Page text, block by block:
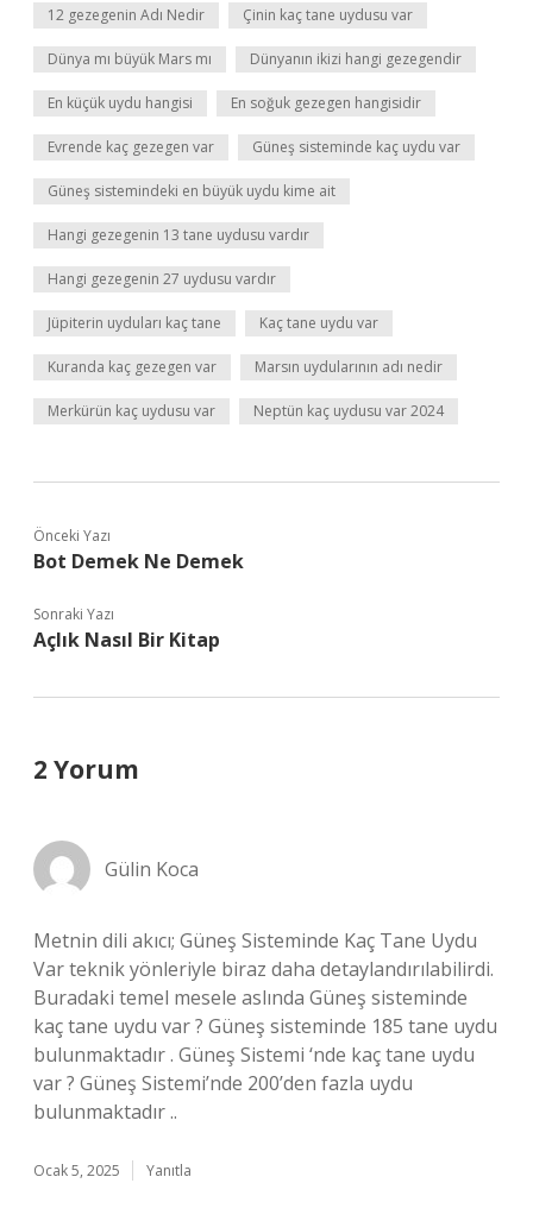
12 gezegenin Adı Nedir Çinin kaç tane uydusu var
Dünya mı büyük Mars mı Dünyanın ikizi hangi gezegendir
En küçük uydu hangisi En soğuk gezegen hangisidir
Evrende kaç gezegen var Güneş sisteminde kaç uydu var
Güneş sistemindeki en büyük uydu kime ait
Hangi gezegenin 13 tane uydusu vardır
Hangi gezegenin 27 uydusu vardır
Jüpiterin uyduları kaç tane Kaç tane uydu var
Kuranda kaç gezegen var Marsın uydularının adı nedir
Merkürün kaç uydusu var Neptün kaç uydusu var 2024
Önceki Yazı
Bot Demek Ne Demek
Sonraki Yazı
Açlık Nasıl Bir Kitap
2 Yorum
Gülin Koca
Metnin dili akıcı; Güneş Sisteminde Kaç Tane Uydu
Var teknik yönleriyle biraz daha detaylandırılabilirdi.
Buradaki temel mesele aslında Güneş sisteminde
kaç tane uydu var ? Güneş sisteminde 185 tane uydu
bulunmaktadır . Güneş Sistemi ‘nde kaç tane uydu
var ? Güneş Sistemi’nde 200’den fazla uydu
bulunmaktadır ..
Ocak 5, 2025 Yanıtla